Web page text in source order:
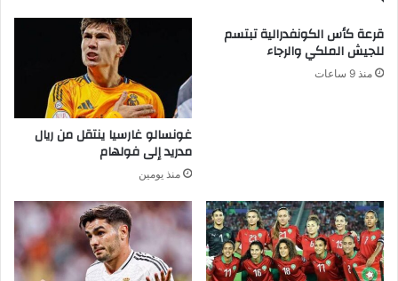
قرعة كأس الكونفدرالية تبتسم
للجيش الملكي والرجاء
منذ 9 ساعات
غونسالو غارسيا ينتقل من ريال
مدريد إلى فولهام
منذ يومين